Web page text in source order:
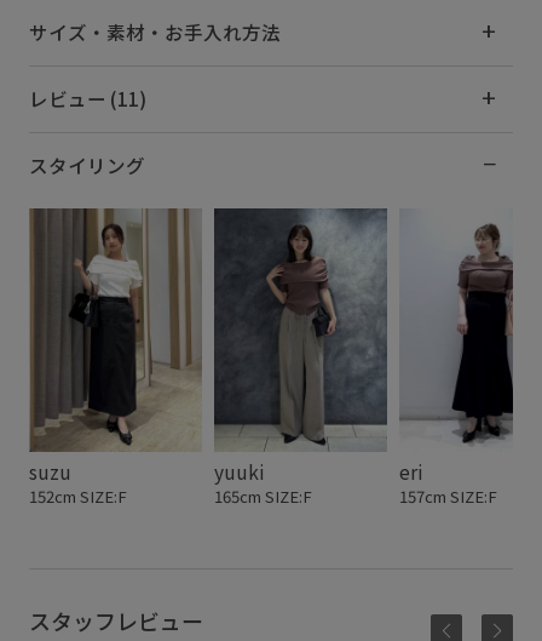
サイズ・素材・お手入れ方法
レビュー (11)
スタイリング
suzu
152cm SIZE:F
yuuki
165cm SIZE:F
eri
157cm SIZE:F
スタッフレビュー